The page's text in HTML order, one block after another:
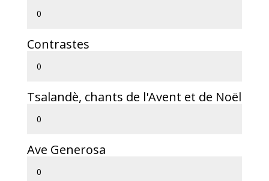
Contrastes
Tsalandè, chants de l'Avent et de Noël
Ave Generosa